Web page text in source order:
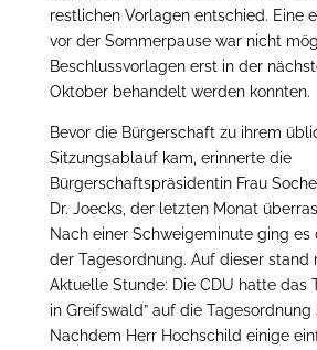
restlichen Vorlagen entschied. Eine
vor der Sommerpause war nicht
Beschlussvorlagen erst in der
Oktober behandelt werden konnten.
Bevor die Bürgerschaft zu ihrem
Sitzungsablauf kam, erinnerte die
Bürgerschaftspräsidentin Frau
Dr. Joecks, der letzten Monat
Nach einer Schweigeminute ging es
der Tagesordnung. Auf dieser stand
Aktuelle Stunde: Die CDU hatte das
in Greifswald” auf die Tagesordnung
Nachdem Herr Hochschild einige